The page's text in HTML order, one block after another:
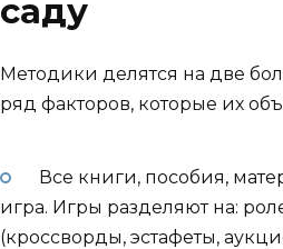
саду
Методики делятся на две
ряд факторов, которые их
Все книги, пособия,
игра. Игры разделяют на:
(кроссворды, эстафеты,